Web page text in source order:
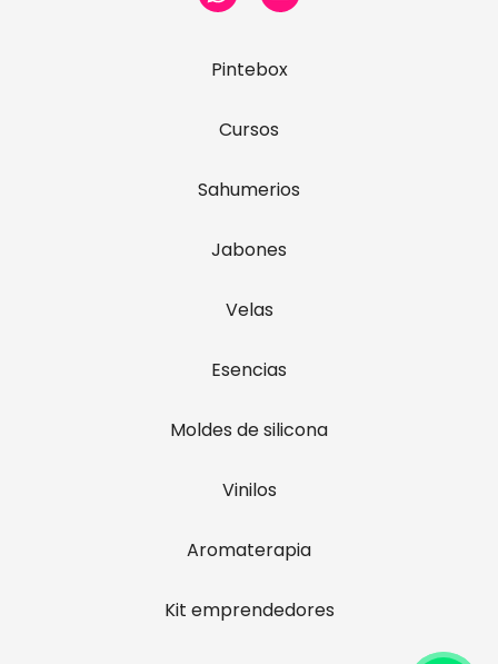
Pintebox
Cursos
Sahumerios
Jabones
Velas
Esencias
Moldes de silicona
Vinilos
Aromaterapia
Kit emprendedores